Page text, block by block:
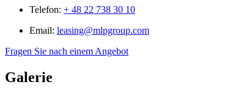
Telefon: + 48 22 738 30 10
Email: leasing@mlpgroup.com
Fragen Sie nach einem Angebot
Galerie